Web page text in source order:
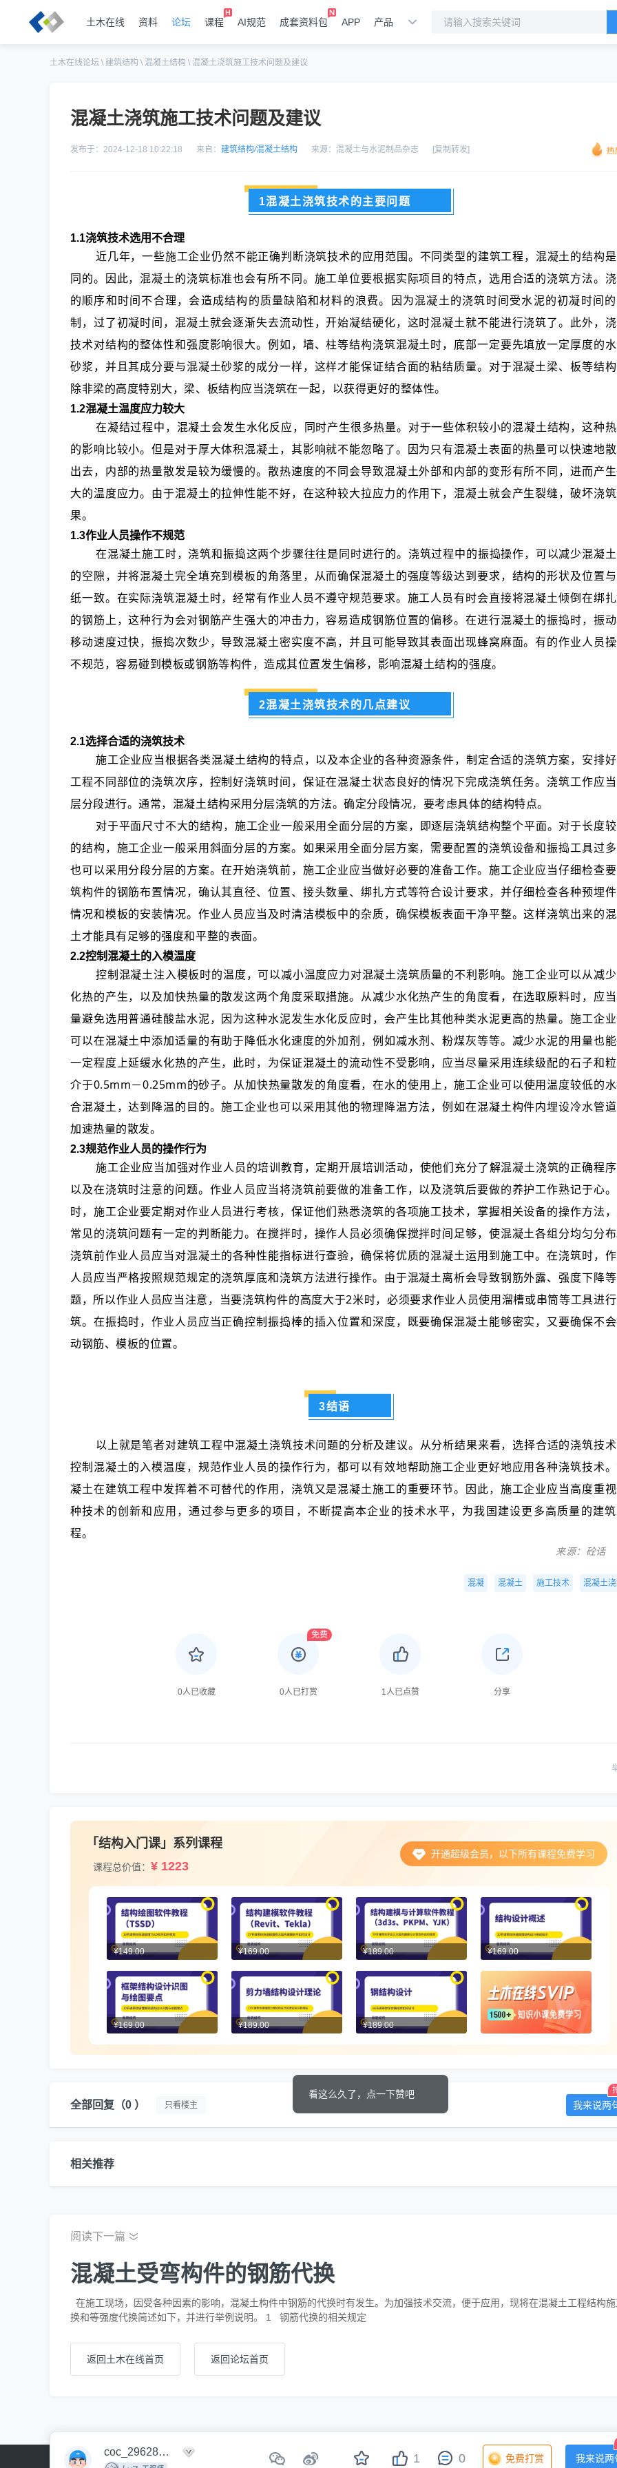
土木在线 资料 论坛 课程 AI规范 成套资料包 APP 产品
土木在线论坛 \ 建筑结构 \ 混凝土结构 \ 混凝土浇筑施工技术问题及建议
混凝土浇筑施工技术问题及建议
发布于：2024-12-18 10:22:18 来自： 建筑结构/混凝土结构 来源： 混凝土与水泥制品杂志 [复制转发]
1混凝土浇筑技术的主要问题
1.1浇筑技术选用不合理
近几年，一些施工企业仍然不能正确判断浇筑技术的应用范围。不同类型的建筑工程，混凝土的结构
同的。因此，混凝土的浇筑标准也会有所不同。施工单位要根据实际项目的特点，选用合适的浇筑方法。
的顺序和时间不合理，会造成结构的质量缺陷和材料的浪费。因为混凝土的浇筑时间受水泥的初凝时间
制，过了初凝时间，混凝土就会逐渐失去流动性，开始凝结硬化，这时混凝土就不能进行浇筑了。此外，
技术对结构的整体性和强度影响很大。例如，墙、柱等结构浇筑混凝土时，底部一定要先填放一定厚度的
砂浆，并且其成分要与混凝土砂浆的成分一样，这样才能保证结合面的粘结质量。对于混凝土梁、板等结
除非梁的高度特别大，梁、板结构应当浇筑在一起，以获得更好的整体性。
1.2混凝土温度应力较大
在凝结过程中，混凝土会发生水化反应，同时产生很多热量。对于一些体积较小的混凝土结构，这种
的影响比较小。但是对于厚大体积混凝土，其影响就不能忽略了。因为只有混凝土表面的热量可以快速地
出去，内部的热量散发是较为缓慢的。散热速度的不同会导致混凝土外部和内部的变形有所不同，进而产
大的温度应力。由于混凝土的拉伸性能不好，在这种较大拉应力的作用下，混凝土就会产生裂缝，破坏浇
果。
1.3作业人员操作不规范
在混凝土施工时，浇筑和振捣这两个步骤往往是同时进行的。浇筑过程中的振捣操作，可以减少混凝
的空隙，并将混凝土完全填充到模板的角落里，从而确保混凝土的强度等级达到要求，结构的形状及位置
纸一致。在实际浇筑混凝土时，经常有作业人员不遵守规范要求。施工人员有时会直接将混凝土倾倒在绑
的钢筋上，这种行为会对钢筋产生强大的冲击力，容易造成钢筋位置的偏移。在进行混凝土的振捣时，振
移动速度过快，振捣次数少，导致混凝土密实度不高，并且可能导致其表面出现蜂窝麻面。有的作业人员
不规范，容易碰到模板或钢筋等构件，造成其位置发生偏移，影响混凝土结构的强度。
2混凝土浇筑技术的几点建议
2.1选择合适的浇筑技术
施工企业应当根据各类混凝土结构的特点，以及本企业的各种资源条件，制定合适的浇筑方案，安排
工程不同部位的浇筑次序，控制好浇筑时间，保证在混凝土状态良好的情况下完成浇筑任务。浇筑工作应
层分段进行。通常，混凝土结构采用分层浇筑的方法。确定分段情况，要考虑具体的结构特点。
对于平面尺寸不大的结构，施工企业一般采用全面分层的方案，即逐层浇筑结构整个平面。对于长度
的结构，施工企业一般采用斜面分层的方案。如果采用全面分层方案，需要配置的浇筑设备和振捣工具过
也可以采用分段分层的方案。在开始浇筑前，施工企业应当做好必要的准备工作。施工企业应当仔细检查
筑构件的钢筋布置情况，确认其直径、位置、接头数量、绑扎方式等符合设计要求，并仔细检查各种预埋
情况和模板的安装情况。作业人员应当及时清洁模板中的杂质，确保模板表面干净平整。这样浇筑出来的
土才能具有足够的强度和平整的表面。
2.2控制混凝土的入模温度
控制混凝土注入模板时的温度，可以减小温度应力对混凝土浇筑质量的不利影响。施工企业可以从减
化热的产生，以及加快热量的散发这两个角度采取措施。从减少水化热产生的角度看，在选取原料时，应
量避免选用普通硅酸盐水泥，因为这种水泥发生水化反应时，会产生比其他种类水泥更高的热量。施工企
可以在混凝土中添加适量的有助于降低水化速度的外加剂，例如减水剂、粉煤灰等等。减少水泥的用量也
一定程度上延缓水化热的产生，此时，为保证混凝土的流动性不受影响，应当尽量采用连续级配的石子和
介于0.5mm－0.25mm的砂子。从加快热量散发的角度看，在水的使用上，施工企业可以使用温度较低的
合混凝土，达到降温的目的。施工企业也可以采用其他的物理降温方法，例如在混凝土构件内埋设冷水管
加速热量的散发。
2.3规范作业人员的操作行为
施工企业应当加强对作业人员的培训教育，定期开展培训活动，使他们充分了解混凝土浇筑的正确程
以及在浇筑时注意的问题。作业人员应当将浇筑前要做的准备工作，以及浇筑后要做的养护工作熟记于心
时，施工企业要定期对作业人员进行考核，保证他们熟悉浇筑的各项施工技术，掌握相关设备的操作方法
常见的浇筑问题有一定的判断能力。在搅拌时，操作人员必须确保搅拌时间足够，使混凝土各组分均匀分
浇筑前作业人员应当对混凝土的各种性能指标进行查验，确保将优质的混凝土运用到施工中。在浇筑时，
人员应当严格按照规范规定的浇筑厚底和浇筑方法进行操作。由于混凝土离析会导致钢筋外露、强度下降
题，所以作业人员应当注意，当要浇筑构件的高度大于2米时，必须要求作业人员使用溜槽或串筒等工具进
筑。在振捣时，作业人员应当正确控制振捣棒的插入位置和深度，既要确保混凝土能够密实，又要确保不
动钢筋、模板的位置。
3结语
以上就是笔者对建筑工程中混凝土浇筑技术问题的分析及建议。从分析结果来看，选择合适的浇筑技
控制混凝土的入模温度，规范作业人员的操作行为，都可以有效地帮助施工企业更好地应用各种浇筑技术
凝土在建筑工程中发挥着不可替代的作用，浇筑又是混凝土施工的重要环节。因此，施工企业应当高度重
种技术的创新和应用，通过参与更多的项目，不断提高本企业的技术水平，为我国建设更多高质量的建
程。
来源：砼话
混凝土
施工技术
混凝土
混凝
0人已收藏 0人已打赏
免费
1人已点赞 分享
「结构入门课」系列课程
课程总价值： ¥ 1223
开通超级会员，以下所有课程免费学习
¥149.00 ¥169.00 ¥189.00 ¥169.00
¥169.00 ¥189.00 ¥189.00
全部回复 （0 ） 只看楼主 我来说两
相关推荐
阅读下一篇
混凝土受弯构件的钢筋代换
在施工现场，因受各种因素的影响，混凝土构件中钢筋的代换时有发生。为加强技术交流，便于应用，现将在混凝土工程结构
换和等强度代换简述如下，并进行举例说明。 1 钢筋代换的相关规定
返回土木在线首页 返回论坛首页
coc_29628939
我来说两
免费打赏
0
1
关于我们 | 联系我们 | 网站声明 | 帮助中心 | 网站地图 土木在线手机版
看这么久了，点一下赞吧